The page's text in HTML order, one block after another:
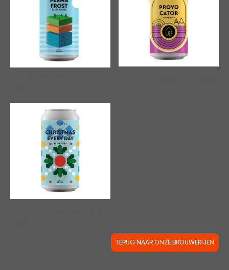
TERUG NAAR ONZE BROUWERIJEN